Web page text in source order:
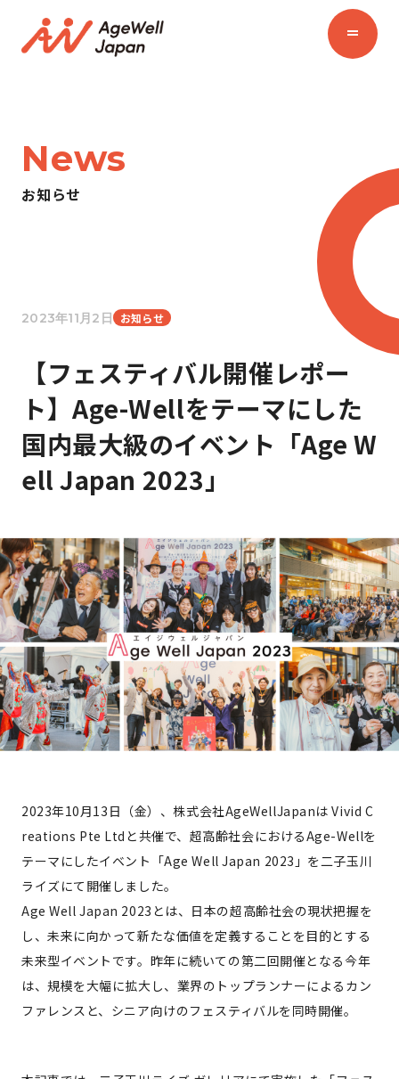
News
お知らせ
2023年11月2日 お知らせ
【フェスティバル開催レポー
ト】Age-Wellをテーマにした
国内最大級のイベント「Age W
ell Japan 2023」
2023年10月13日（金）、株式会社AgeWellJapanは Vivid C
reations Pte Ltdと共催で、超高齢社会におけるAge-Wellを
テーマにしたイベント「Age Well Japan 2023」を二子玉川
ライズにて開催しました。
Age Well Japan 2023とは、日本の超高齢社会の現状把握を
し、未来に向かって新たな価値を定義することを目的とする
未来型イベントです。昨年に続いての第二回開催となる今年
は、規模を大幅に拡大し、業界のトップランナーによるカン
ファレンスと、シニア向けのフェスティバルを同時開催。